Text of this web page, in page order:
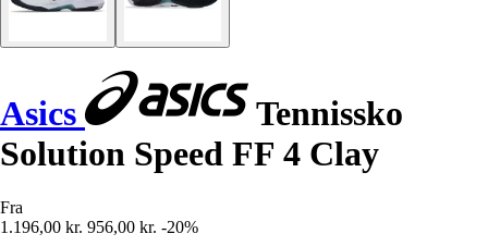
Asics
Tennissko
Solution Speed FF 4 Clay
Fra
1.196,00 kr. 956,00 kr. -20%